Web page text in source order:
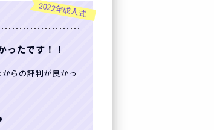
2022年成人式
ったです！！
らの評判が良かっ